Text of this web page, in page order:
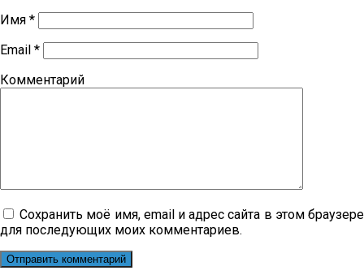
Имя *
Email *
Комментарий
Сохранить моё имя, email и адрес сайта в этом браузере
для последующих моих комментариев.